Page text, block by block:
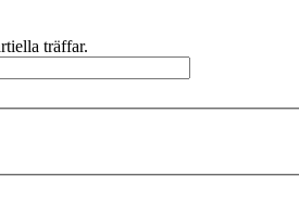
träffar.